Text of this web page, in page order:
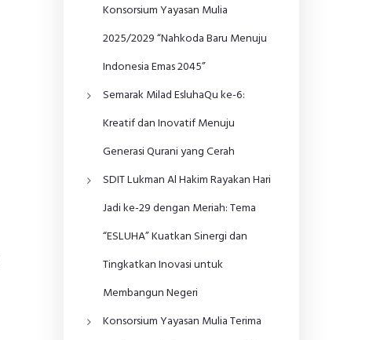
Konsorsium Yayasan Mulia
2025/2029 “Nahkoda Baru Menuju
Indonesia Emas 2045”
Semarak Milad EsluhaQu ke-6:
Kreatif dan Inovatif Menuju
Generasi Qurani yang Cerah
SDIT Lukman Al Hakim Rayakan Hari
Jadi ke-29 dengan Meriah: Tema
“ESLUHA” Kuatkan Sinergi dan
Tingkatkan Inovasi untuk
Membangun Negeri
Konsorsium Yayasan Mulia Terima